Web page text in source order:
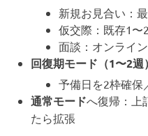
新規お見合い：
仮交際：既存1〜
面談：オンライ
回復期モード（1〜2週）
予備日を2枠確保
通常モードへ復帰：上
たら拡張